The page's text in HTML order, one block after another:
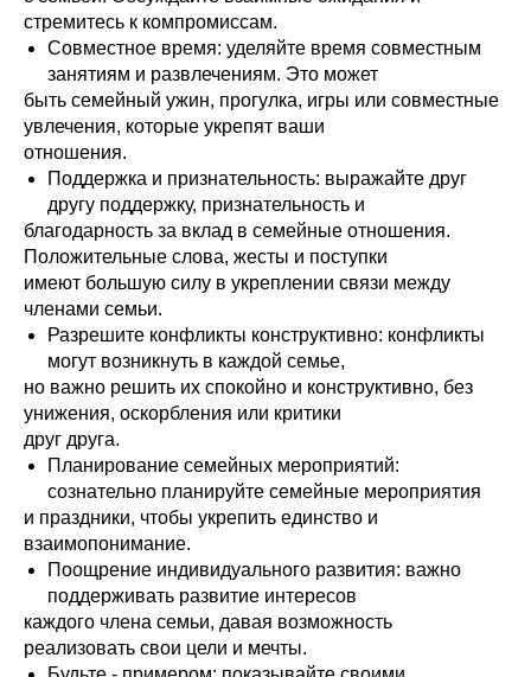
стремитесь к компромиссам.
Совместное время: уделяйте время совместным
занятиям и развлечениям. Это может
быть семейный ужин, прогулка, игры или совместные
увлечения, которые укрепят ваши
отношения.
Поддержка и признательность: выражайте друг
другу поддержку, признательность и
благодарность за вклад в семейные отношения.
Положительные слова, жесты и поступки
имеют большую силу в укреплении связи между
членами семьи.
Разрешите конфликты конструктивно: конфликты
могут возникнуть в каждой семье,
но важно решить их спокойно и конструктивно, без
унижения, оскорбления или критики
друг друга.
Планирование семейных мероприятий:
сознательно планируйте семейные мероприятия
и праздники, чтобы укрепить единство и
взаимопонимание.
Поощрение индивидуального развития: важно
поддерживать развитие интересов
каждого члена семьи, давая возможность
реализовать свои цели и мечты.